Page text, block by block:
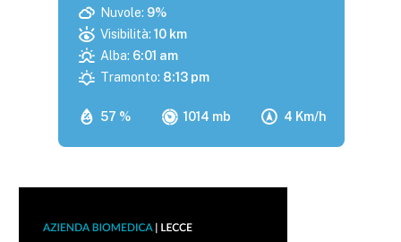
57 % 1014 mb 4 Km/h
Nuvole: 9%
Visibilità: 10 km
Alba: 6:01 am
Tramonto: 8:13 pm